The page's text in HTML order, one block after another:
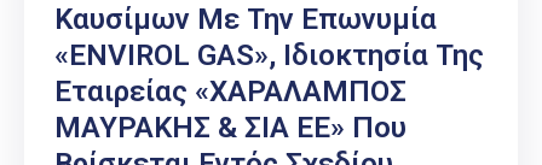
Καυσίμων Με Την Επωνυμία
«ENVIROL GAS», Ιδιοκτησία Της
Εταιρείας «ΧΑΡΑΛΑΜΠΟΣ
ΜΑΥΡΑΚΗΣ & ΣΙΑ ΕΕ» Που